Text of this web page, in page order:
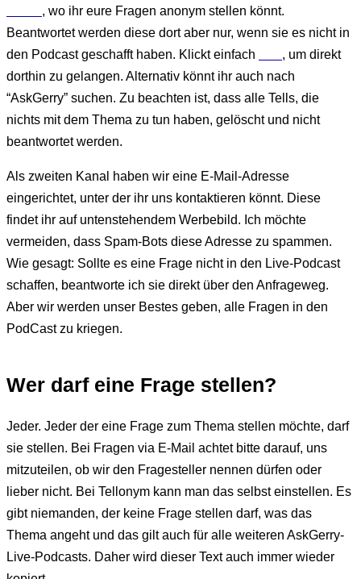
, wo ihr eure Fragen anonym stellen könnt.
Beantwortet werden diese dort aber nur, wenn sie es nicht in
den Podcast geschafft haben. Klickt einfach
, um direkt
dorthin zu gelangen. Alternativ könnt ihr auch nach
“AskGerry” suchen. Zu beachten ist, dass alle Tells, die
nichts mit dem Thema zu tun haben, gelöscht und nicht
beantwortet werden.
Als zweiten Kanal haben wir eine E-Mail-Adresse
eingerichtet, unter der ihr uns kontaktieren könnt. Diese
findet ihr auf untenstehendem Werbebild. Ich möchte
vermeiden, dass Spam-Bots diese Adresse zu spammen.
Wie gesagt: Sollte es eine Frage nicht in den Live-Podcast
schaffen, beantworte ich sie direkt über den Anfrageweg.
Aber wir werden unser Bestes geben, alle Fragen in den
PodCast zu kriegen.
Wer darf eine Frage stellen?
Jeder. Jeder der eine Frage zum Thema stellen möchte, darf
sie stellen. Bei Fragen via E-Mail achtet bitte darauf, uns
mitzuteilen, ob wir den Fragesteller nennen dürfen oder
lieber nicht. Bei Tellonym kann man das selbst einstellen. Es
gibt niemanden, der keine Frage stellen darf, was das
Thema angeht und das gilt auch für alle weiteren AskGerry-
Live-Podcasts. Daher wird dieser Text auch immer wieder